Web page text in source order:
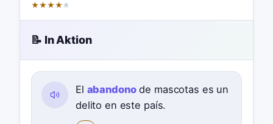
★★★★★
📝 In Aktion
El abandonode mascotas es un
delito en este país.